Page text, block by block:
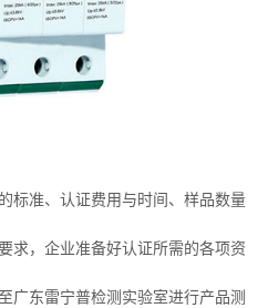
标准、认证费用与时间、样品数量
求，企业准备好认证所需的各项资
广东雷宁普检测实验室进行产品测